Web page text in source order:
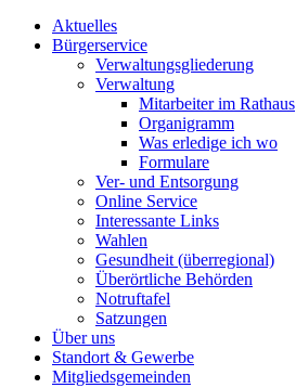
Aktuelles
Bürgerservice
Verwaltungsgliederung
Verwaltung
Mitarbeiter im Rathaus
Organigramm
Was erledige ich wo
Formulare
Ver- und Entsorgung
Online Service
Interessante Links
Wahlen
Gesundheit (überregional)
Überörtliche Behörden
Notruftafel
Satzungen
Über uns
Standort & Gewerbe
Mitgliedsgemeinden